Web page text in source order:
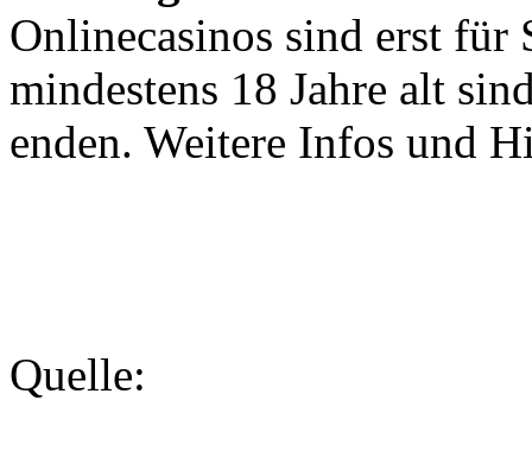
Onlinecasinos sind erst für
mindestens 18 Jahre alt
enden. Weitere Infos und
Quelle: